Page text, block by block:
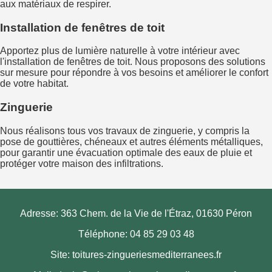
aux matériaux de respirer.
Installation de fenêtres de toit
Apportez plus de lumière naturelle à votre intérieur avec
l'installation de fenêtres de toit. Nous proposons des solutions
sur mesure pour répondre à vos besoins et améliorer le confort
de votre habitat.
Zinguerie
Nous réalisons tous vos travaux de zinguerie, y compris la
pose de gouttières, chéneaux et autres éléments métalliques,
pour garantir une évacuation optimale des eaux de pluie et
protéger votre maison des infiltrations.
Adresse: 363 Chem. de la Vie de l'Étraz, 01630 Péron
Téléphone: 04 85 29 03 48
Site: toitures-zingueriesmediterranees.fr